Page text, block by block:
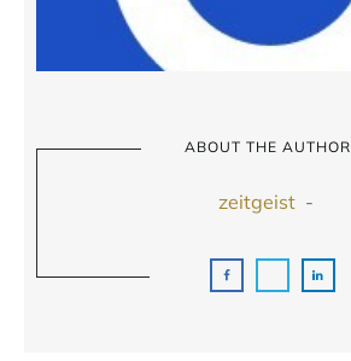
ABOUT THE AUTHOR
zeitgeist-